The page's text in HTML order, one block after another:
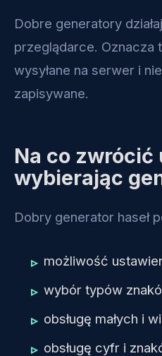
Dobre generatory
przeglądarce. Oznacza
wysyłane na serwer i
zapisywane.
Na co zwrócić
wybierając
Dobry generator haseł
możliwość
wybór typów
obsługę małych i
obsługę cyfr i